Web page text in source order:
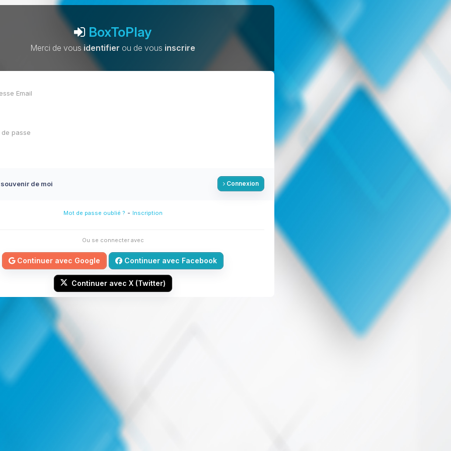
BoxToPlay
Merci de vousidentifier ou de vous inscrire
de moi Connexion
Mot de passe oublié ? - Inscription
Ou se connecter avec
Continuer avec Google Continuer avec Facebook
Continuer avec X (Twitter)